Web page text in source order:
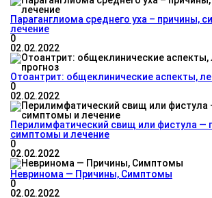
Параганглиома среднего уха – причины,
лечение
0
02.02.2022
Отоантрит: общеклинические аспекты,
0
02.02.2022
Перилимфатический свищ или фистула —
симптомы и лечение
0
02.02.2022
Невринома — Причины, Симптомы
0
02.02.2022